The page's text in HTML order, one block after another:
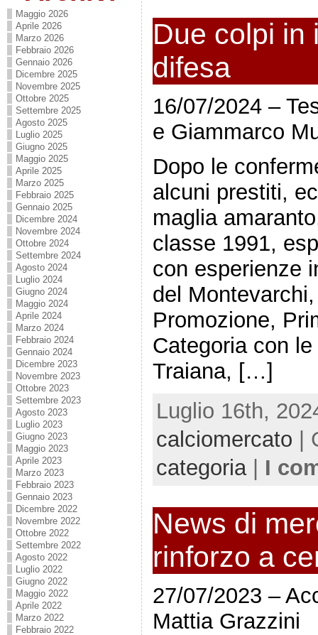
Maggio 2026
Aprile 2026
Marzo 2026
Febbraio 2026
Gennaio 2026
Dicembre 2025
Novembre 2025
Ottobre 2025
Settembre 2025
Agosto 2025
Luglio 2025
Giugno 2025
Maggio 2025
Aprile 2025
Marzo 2025
Febbraio 2025
Gennaio 2025
Dicembre 2024
Novembre 2024
Ottobre 2024
Settembre 2024
Agosto 2024
Luglio 2024
Giugno 2024
Maggio 2024
Aprile 2024
Marzo 2024
Febbraio 2024
Gennaio 2024
Dicembre 2023
Novembre 2023
Ottobre 2023
Settembre 2023
Agosto 2023
Luglio 2023
Giugno 2023
Maggio 2023
Aprile 2023
Marzo 2023
Febbraio 2023
Gennaio 2023
Dicembre 2022
Novembre 2022
Ottobre 2022
Settembre 2022
Agosto 2022
Luglio 2022
Giugno 2022
Maggio 2022
Aprile 2022
Marzo 2022
Febbraio 2022
Due colpi in
difesa
16/07/2024 –
e Giammarco
Dopo le
alcuni prestiti,
maglia
classe 1991,
con esperienze
del
Promozione,
Categoria con
Traiana, […]
Luglio 16th,
calciomercato |
categoria| I
News di
rinforzo a
27/07/2023 –
Mattia Grazzini